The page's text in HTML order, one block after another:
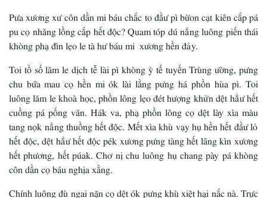
Pưa xương xư côn dần mi báu chắc to đằư pì bừon cạt kiên cắp pá
pu cọ nhăng lồng cắp hết độc? Quam tóp dú nẳng luông piến thái
khòng phạ đìn lẹo le tà hư báu mi xương hền đảy.
Toi tồ số lăm le dịch tễ lài pì khòng ỳ tế tuyến Trùng ường, pưng
chu bứa mau cọ hền mi ók lài lằng pưng há phồn hùa pì. Toi
luông lăm le khoà học, phồn lông lẹo đét hượng khửn dệt hẳư hết
cuồng pá pống văn. Hák va, phạ phồn lông cọ dệt lày xìa màu
tang nọk nẳng thuồng hết độc. Mết xìa khù vạy hụ hền hết đằư lỏ
hết độc, dệt hẳư hết độc pék xương pưng tàng hết lâng kìn xương
hết phương, hết púak. Chơ nị chu luông hụ chang pày pá khòng
côn dần cọ báu nghịa xằng.
Chính luông đù ngai nặn cọ dệt ók pưng khù xiệt hại nắc nà. Trực